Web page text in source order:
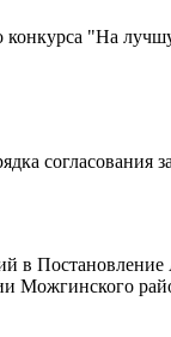
"На
согласования
в
Можгинского